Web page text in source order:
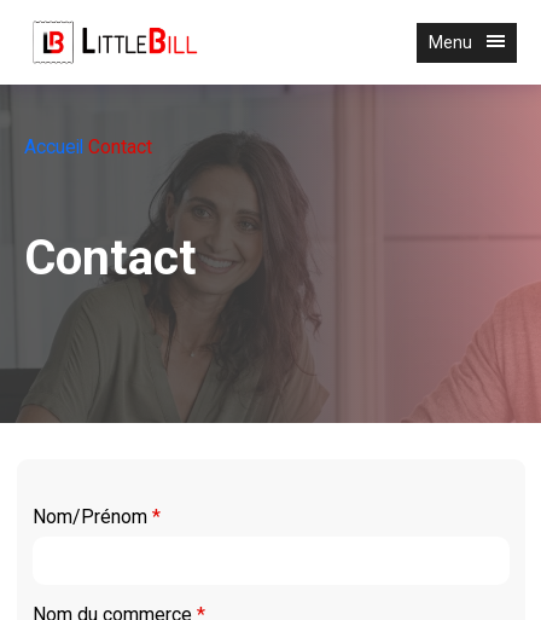
Menu
Accueil Contact
Contact
Nom/Prénom *
Nom du commerce *